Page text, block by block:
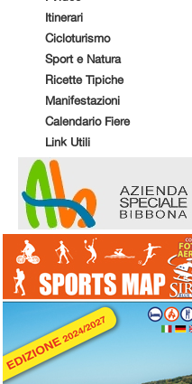
Itinerari
Cicloturismo
Sport e Natura
Ricette Tipiche
Manifestazioni
Calendario Fiere
Link Utili